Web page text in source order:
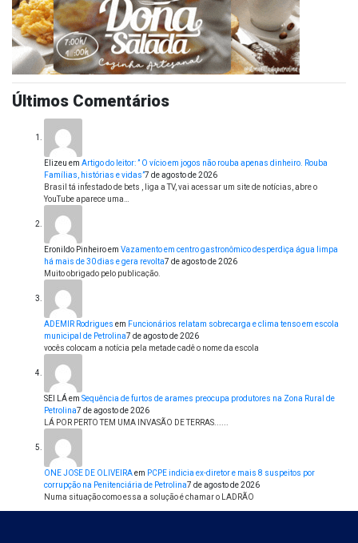
Últimos Comentários
Elizeu em Artigo do leitor: ” O vício em jogos não rouba apenas dinheiro. Rouba
Famílias, histórias e vidas”7 de agosto de 2026
Brasil tá infestado de bets , liga a TV, vai acessar um site de notícias, abre o
YouTube aparece uma…
Eronildo Pinheiroem Vazamento em centro gastronômico desperdiça água limpa
há mais de 30 dias e gera revolta7 de agosto de 2026
Muito obrigado pelo publicação.
ADEMIR Rodrigues em Funcionários relatam sobrecarga e clima tenso em escola
municipal de Petrolina7 de agosto de 2026
vocês colocam a notícia pela metade cadê o nome da escola
SEI LÁem Sequência de furtos de arames preocupa produtores na Zona Rural de
Petrolina7 de agosto de 2026
LÁ POR PERTO TEM UMA INVASÃO DE TERRAS......
ONE JOSE DE OLIVEIRAem PCPE indicia ex-diretor e mais 8 suspeitos por
corrupção na Penitenciária de Petrolina7 de agosto de 2026
Numa situação como essa a solução é chamar o LADRÃO